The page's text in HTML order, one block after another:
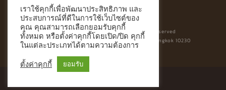
Aroma Aromdee | Copyright All rights reserved
900 Prasertmanukij 33 Nualchan Bungkum Bangkok 10230
aromaaromdee @ gmail.com
i
a
n
o
เราใช้คุกกี้เพื่อพัฒนาประสิทธิภาพ และ
ประสบการณ์ที่ดีในการใช้เว็บไซต์ของ
คุณ คุณสามารถเลือกยอมรับคุกกี้
ทั้งหมด หรือตั้งค่าคุกกี้โดยเปิด/ปิด คุกกี้
ในแต่ละประเภทได้ตามความต้องการ
ตั้งค่าคุกกี้ ยอมรับ